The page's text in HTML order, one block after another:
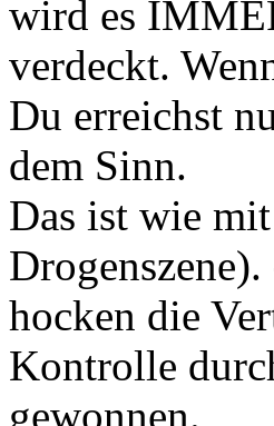
wird es
verdeckt.
Du erreichst
dem Sinn.
Das ist wie
hocken die
Kontrolle
gewonnen.